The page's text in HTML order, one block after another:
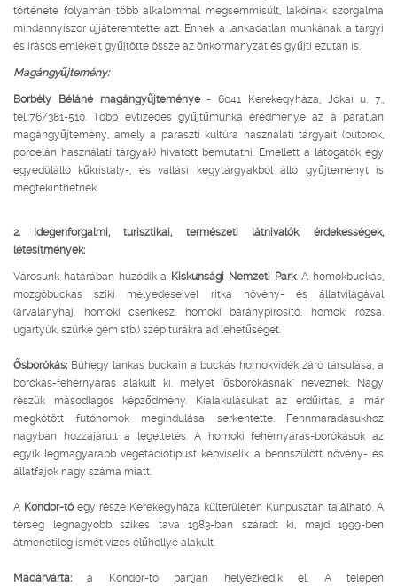
története folyamán több alkalommal megsemmisült, lakóinak szorgalma
mindannyiszor újjáteremtette azt. Ennek a lankadatlan munkának a tárgyi
és írásos emlékeit gyűjtötte össze az önkormányzat és gyűjti ezután is.
Magángyűjtemény:
Borbély Béláné magángyűjteménye- 6041 Kerekegyháza, Jókai u. 7.,
tel.:76/381-510. Több évtizedes gyűjtűmunka eredménye az a páratlan
magángyűjtemény, amely a paraszti kultúra használati tárgyait (bútorok,
porcelán használati tárgyak) hivatott bemutatni. Emellett a látogatók egy
egyedülálló kűkristály-, és vallási kegytárgyakból álló gyűjteményt is
megtekinthetnek.
2. Idegenforgalmi, turisztikai, természeti látnivalók, érdekességek,
létesítmények:
Városunk határában húzódik a Kiskunsági Nemzeti Park. A homokbuckás,
mozgóbuckás sziki mélyedéseivel ritka növény- és állatvilágával
(árvalányhaj, homoki csenkesz, homoki báránypirosító, homoki rózsa,
ugartyúk, szürke gém stb.) szép túrákra ad lehetűséget.
Ősborókás: Búhegy lankás buckáin a buckás homokvidék záró társulása, a
borókás-fehérnyáras alakult ki, melyet "ősborókásnak" neveznek. Nagy
részük másodlagos képződmény. Kialakulásukat az erdűirtás, a már
megkötött futóhomok megindulása serkentette. Fennmaradásukhoz
nagyban hozzájárult a legeltetés. A homoki fehérnyáras-borókások az
egyik legmagyarabb vegetációtípust képviselik a bennszülött növény- és
állatfajok nagy száma miatt.
A Kondor-tó egy része Kerekegyháza külterületén Kunpusztán található. A
térség legnagyobb szikes tava 1983-ban száradt ki, majd 1999-ben
átmenetileg ismét vizes élűhellyé alakult.
Madárvárta: a Kondor-tó partján helyezkedik el. A telepen